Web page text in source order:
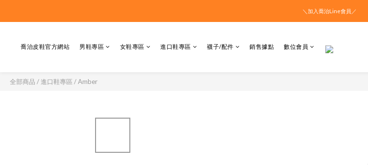
＼加入喬治Line會員／
喬治皮鞋官方網站 男鞋專區 女鞋專區 進口鞋專區 襪子/配件 銷售據點 數位會員
全部商品 / 進口鞋專區 /Amber